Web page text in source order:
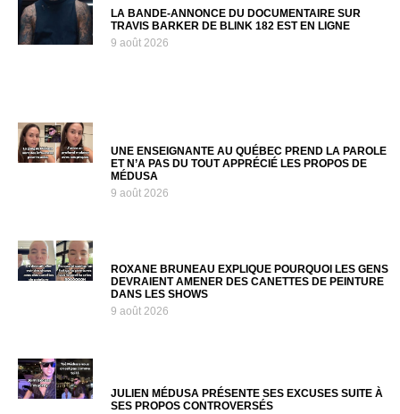
LA BANDE-ANNONCE DU DOCUMENTAIRE SUR
TRAVIS BARKER DE BLINK 182 EST EN LIGNE
9 août 2026
UNE ENSEIGNANTE AU QUÉBEC PREND LA PAROLE
ET N’A PAS DU TOUT APPRÉCIÉ LES PROPOS DE
MÉDUSA
9 août 2026
ROXANE BRUNEAU EXPLIQUE POURQUOI LES GENS
DEVRAIENT AMENER DES CANETTES DE PEINTURE
DANS LES SHOWS
9 août 2026
JULIEN MÉDUSA PRÉSENTE SES EXCUSES SUITE À
SES PROPOS CONTROVERSÉS